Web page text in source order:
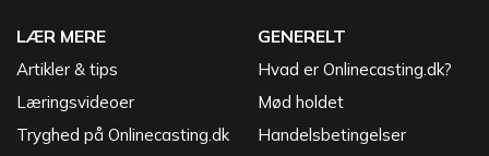
LÆR MERE
Artikler & tips
Læringsvideoer
Tryghed på Onlinecasting.dk
GENERELT
Hvad er Onlinecasting.dk?
Mød holdet
Handelsbetingelser